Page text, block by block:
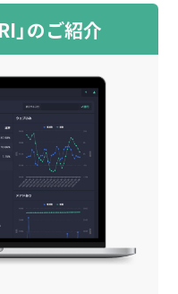
」のご紹介